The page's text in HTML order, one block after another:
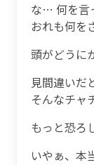
な… 何を言
おれも何を
頭がどうに
見間違いだ
そんなチャ
もっと恐ろ
いやぁ、本